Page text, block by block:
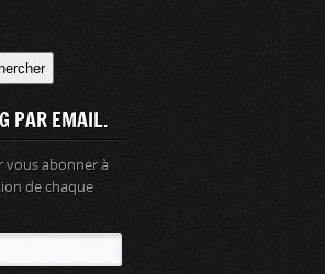
PAR EMAIL.
vous abonner à
de chaque